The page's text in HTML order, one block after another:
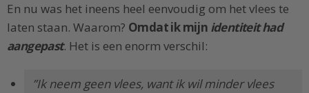
En nu was het ineens heel eenvoudig om het vlees te
laten staan. Waarom? Omdat ik mijn identiteit had
aangepast. Het is een enorm verschil:
”Ik neem geen vlees, want ik wil minder vlees